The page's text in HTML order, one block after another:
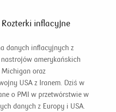
inflacyjne
danych inflacyjnych z
amerykańskich
oraz
USA z Iranem. Dziś w
o PMI w przetwórstwie w
danych z Europy i USA.